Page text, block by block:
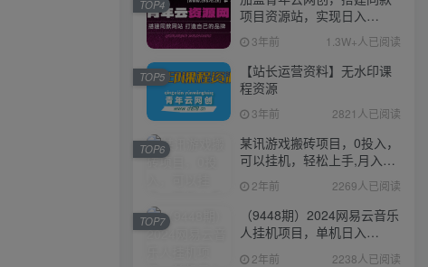
项目资源站，实现日入
2000+
3年前 1.3W+人已阅读
TOP4
【站长运营资料】无水印课
程资源
3年前 2821人已阅读
TOP5
某讯游戏搬砖项目，0投入，
可以挂机，轻松上手,月入
3000+上不封顶
2年前 2269人已阅读
TOP6
（9448期）2024网易云音乐
人挂机项目，单机日入
150+，无脑月入5000+
2年前 2238人已阅读
TOP7